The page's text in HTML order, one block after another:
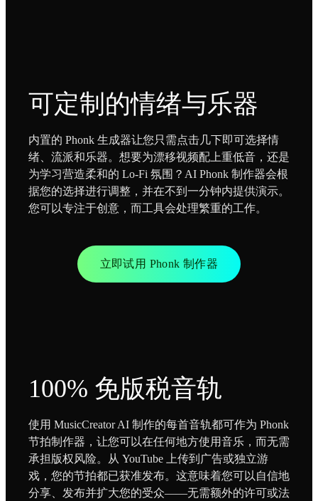
可定制的情绪与乐器
内置的 Phonk 生成器让您只需点击几下即可选择情
绪、流派和乐器。想要为漂移视频配上重低音，还是
为学习营造柔和的 Lo-Fi 氛围？AI Phonk 制作器会根
据您的选择进行调整，并在不到一分钟内提供演示。
您可以专注于创意，而工具会处理繁重的工作。
立即试用 Phonk 制作器
100% 免版税音轨
使用 MusicCreator AI 制作的每首音轨都可作为 Phonk
节拍制作器，让您可以在任何地方使用音乐，而无需
承担版权风险。从 YouTube 上传到广告或独立游
戏，您的节拍都已获准发布。这意味着您可以自信地
分享、发布并扩大您的受众——无需额外的许可或法